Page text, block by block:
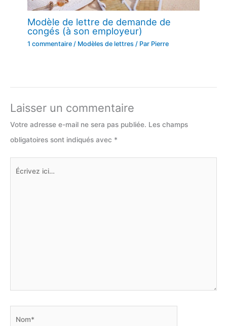
Modèle de lettre de demande de
congés (à son employeur)
1 commentaire / Modèles de lettres / Par Pierre
Laisser un commentaire
Votre adresse e-mail ne sera pas publiée. Les champs
obligatoires sont indiqués avec *